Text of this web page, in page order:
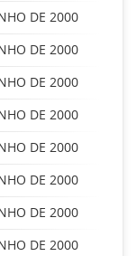
DE 2000
DE 2000
DE 2000
DE 2000
DE 2000
DE 2000
DE 2000
DE 2000